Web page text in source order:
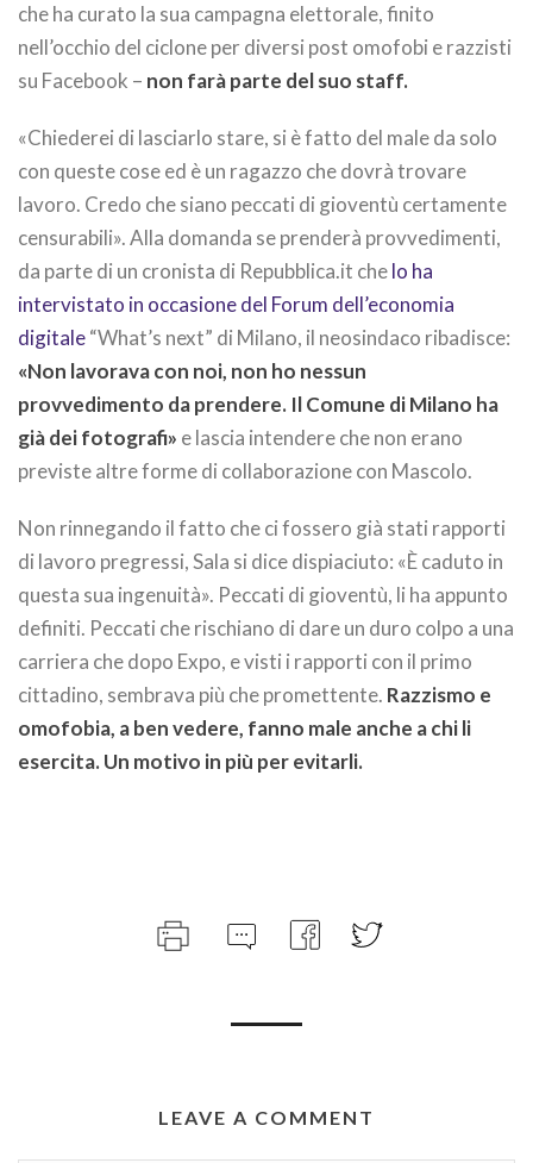
che ha curato la sua campagna elettorale, finito
nell’occhio del ciclone per diversi post omofobi e razzisti
su Facebook – non farà parte del suo staff.
«Chiederei di lasciarlo stare, si è fatto del male da solo
con queste cose ed è un ragazzo che dovrà trovare
lavoro. Credo che siano peccati di gioventù certamente
censurabili». Alla domanda se prenderà provvedimenti,
da parte di un cronista di Repubblica.it chelo ha
intervistato in occasione del Forum dell’economia
digitale“What’s next” di Milano, il neosindaco ribadisce:
«Non lavorava con noi, non ho nessun
provvedimento da prendere. Il Comune di Milano ha
già dei fotografi» e lascia intendere che non erano
previste altre forme di collaborazione con Mascolo.
Non rinnegando il fatto che ci fossero già stati rapporti
di lavoro pregressi, Sala si dice dispiaciuto: «È caduto in
questa sua ingenuità». Peccati di gioventù, li ha appunto
definiti. Peccati che rischiano di dare un duro colpo a una
carriera che dopo Expo, e visti i rapporti con il primo
cittadino, sembrava più che promettente. Razzismo e
omofobia, a ben vedere, fanno male anche a chi li
esercita. Un motivo in più per evitarli.
LEAVE A COMMENT